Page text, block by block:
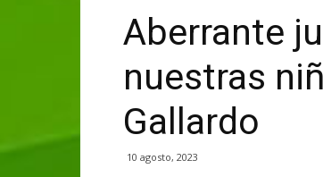
Aberrante
nuestras
Gallardo
10 agosto, 2023